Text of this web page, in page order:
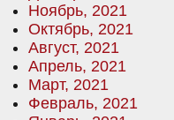
Ноябрь, 2021
Октябрь, 2021
Август, 2021
Апрель, 2021
Март, 2021
Февраль, 2021